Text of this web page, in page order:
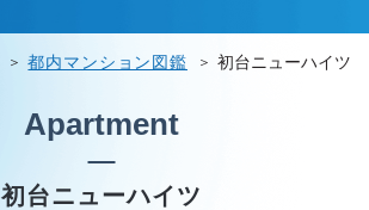
都内マンション図鑑 初台ニューハイツ
Apartment
初台ニューハイツ